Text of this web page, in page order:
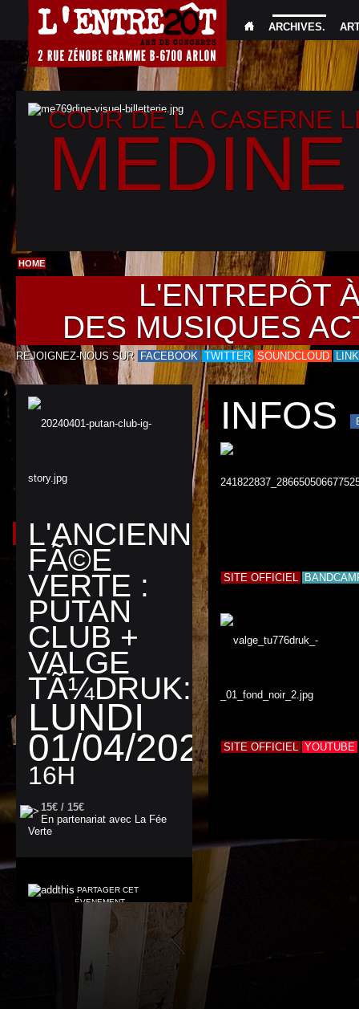
ARCHIVES.
COUR DE LA CASERNE
MEDINE
HOME
L'ENTREPÔT
DES MUSIQUES
REJOIGNEZ-NOUS SUR FACEBOOK TWITTER SOUNDCLOUD
L'ANCIENNE
FÃ©E
VERTE :
PUTAN
CLUB +
VALGE
TÃ¼DRUK:
LUNDI
01/04/2024
16H
15€ / 15€
En partenariat avec La Fée
Verte
PARTAGER CET
ÉVENEMENT.
INFOS
SITE OFFICIEL
SITE OFFICIEL YOUTUBE